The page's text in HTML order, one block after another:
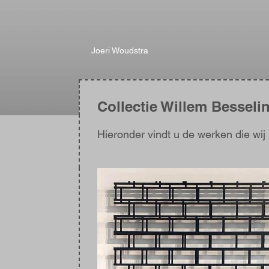
Joeri Woudstra
Collectie Willem
Hieronder vindt u de werken die